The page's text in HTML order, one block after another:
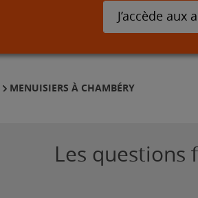
J’accède aux
MENUISIERS À CHAMBÉRY
Les questions